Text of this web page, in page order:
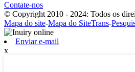
Contate-nos
© Copyright 2010 - 2024: Todos os
Mapa do site-Mapa do SiteTrans-
Enviar e-mail
x